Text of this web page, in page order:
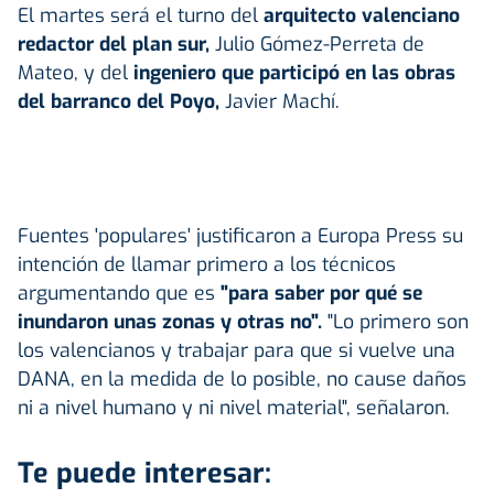
El martes será el turno del arquitecto valenciano
redactor del plan sur, Julio Gómez-Perreta de
Mateo, y del ingeniero que participó en las obras
del barranco del Poyo, Javier Machí.
Fuentes 'populares' justificaron a Europa Press su
intención de llamar primero a los técnicos
argumentando que es "para saber por qué se
inundaron unas zonas y otras no". "Lo primero son
los valencianos y trabajar para que si vuelve una
DANA, en la medida de lo posible, no cause daños
ni a nivel humano y ni nivel material", señalaron.
Te puede interesar: